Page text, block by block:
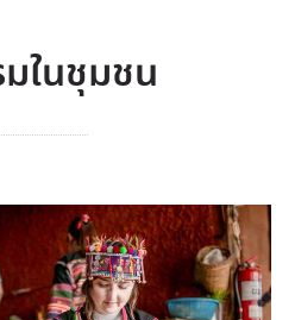
ในชุมชน